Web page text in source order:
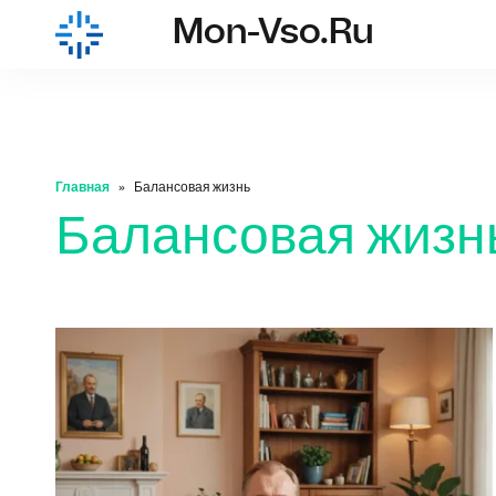
mon-vso.ru
Mon-Vso.ru
Главная Балансовая жизнь
Балансовая